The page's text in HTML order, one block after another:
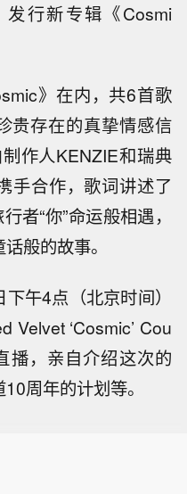
行新专辑《Cosmi
》在内，共6首歌
贵存在的真挚情感信
作人KENZIE和瑞典
手合作，歌词讲述了
者“你”命运般相遇，
般的故事。
午4点（北京时间）
Velvet ‘Cosmic’ Cou
播，亲自介绍这次的
周年的计划等。